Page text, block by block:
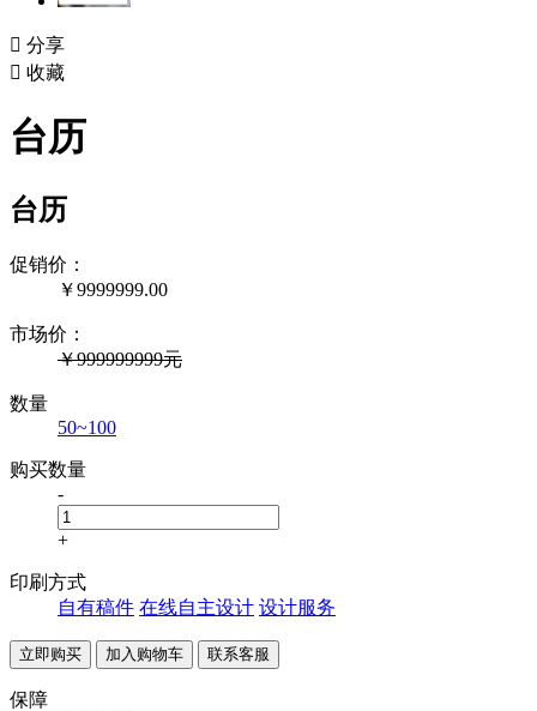
 分享
 收藏
台历
台历
促销价：
￥9999999.00
市场价：
￥999999999元
数量
50~100
购买数量
-
+
印刷方式
自有稿件 在线自主设计 设计服务
联系客服
保障